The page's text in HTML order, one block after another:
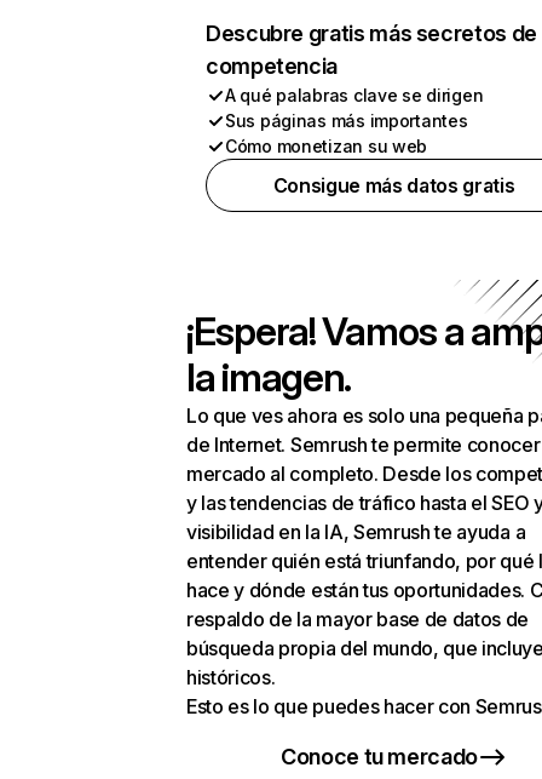
Descubre gratis más secretos de
competencia
A qué palabras clave se dirigen
Sus páginas más importantes
Cómo monetizan su web
Consigue más datos gratis
¡Espera! Vamos a
la imagen.
Lo que ves ahora es solo una pequeña
de Internet. Semrush te permite
mercado al completo. Desde los
y las tendencias de tráfico hasta el SEO
visibilidad en la IA, Semrush te ayuda a
entender quién está triunfando, por qué
hace y dónde están tus oportunidades.
respaldo de la mayor base de datos de
búsqueda propia del mundo, que
históricos.
Esto es lo que puedes hacer con
Conoce tu mercado